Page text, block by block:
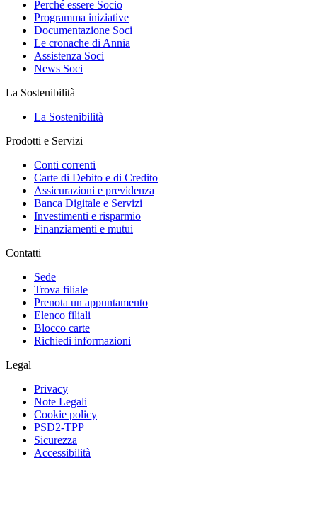
Perché essere Socio
Programma iniziative
Documentazione Soci
Le cronache di Annia
Assistenza Soci
News Soci
La Sostenibilità
La Sostenibilità
Prodotti e Servizi
Conti correnti
Carte di Debito e di Credito
Assicurazioni e previdenza
Banca Digitale e Servizi
Investimenti e risparmio
Finanziamenti e mutui
Contatti
Sede
Trova filiale
Prenota un appuntamento
Elenco filiali
Blocco carte
Richiedi informazioni
Legal
Privacy
Note Legali
Cookie policy
PSD2-TPP
Sicurezza
Accessibilità